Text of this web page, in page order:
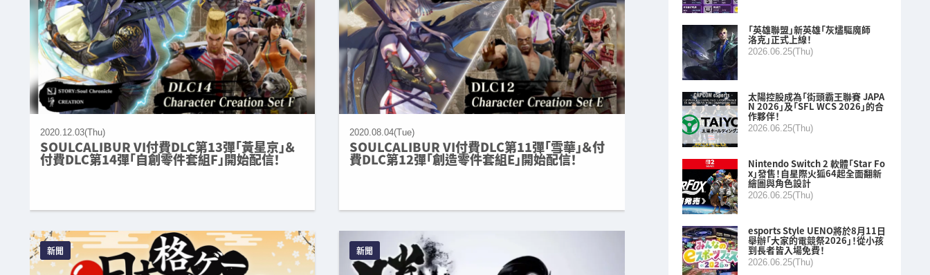
2020.12.03(Thu)
SOULCALIBUR VI付費DLC第13彈「黃星京」＆
付費DLC第14彈「自創零件套組F」開始配信！
2020.08.04(Tue)
SOULCALIBUR VI付費DLC第11彈「雪華」＆付
費DLC第12彈「創造零件套組E」開始配信！
新聞 新聞
「英雄聯盟」新英雄「灰燼驅魔師
洛克」正式上線！
2026.06.25(Thu)
太陽控股成為「街頭霸王聯賽 JAPA
N 2026」及「SFL WCS 2026」的合
作夥伴！
2026.06.25(Thu)
Nintendo Switch 2 軟體「Star Fo
x」發售！自星際火狐64起全面翻新
繪圖與角色設計
2026.06.25(Thu)
esports Style UENO將於8月11日
舉辦「大家的電競祭2026」！從小孩
到長者皆入場免費！
2026.06.25(Thu)